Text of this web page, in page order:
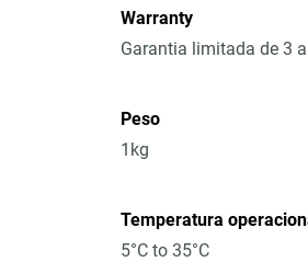
Warranty
Garantia limitada de 3
Peso
1kg
Temperatura
5°C to 35°C